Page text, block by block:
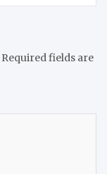
Required fields are